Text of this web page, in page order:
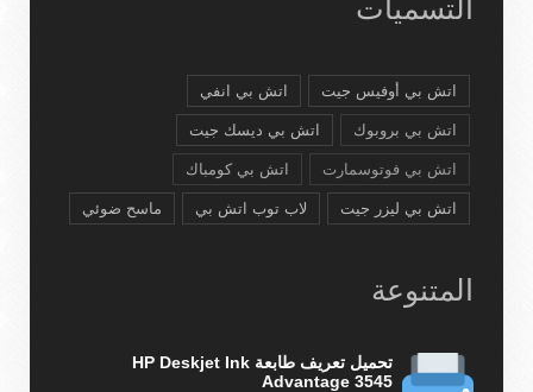
التسميات
اتش بي أوفيس جيت اتش بي انفي
اتش بي بروبوك اتش بي ديسك جيت
اتش بي فوتوسمارت اتش بي كومباك
اتش بي ليزر جيت لاب توب اتش بي ماسح ضوئي
المتنوعة
تحميل تعريف طابعة HP Deskjet Ink
Advantage 3545